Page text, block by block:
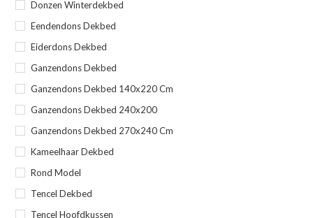
Donzen Winterdekbed
Eendendons Dekbed
Eiderdons Dekbed
Ganzendons Dekbed
Ganzendons Dekbed 140x220 Cm
Ganzendons Dekbed 240x200
Ganzendons Dekbed 270x240 Cm
Kameelhaar Dekbed
Rond Model
Tencel Dekbed
Tencel Hoofdkussen